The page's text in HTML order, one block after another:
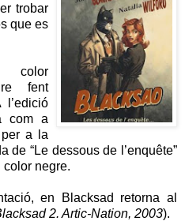
trobar
que es
color
fent
com a
a la
de “Le dessous de l’enquête”
negre.
en Blacksad retorna al
2. Artic-Nation, 2003).